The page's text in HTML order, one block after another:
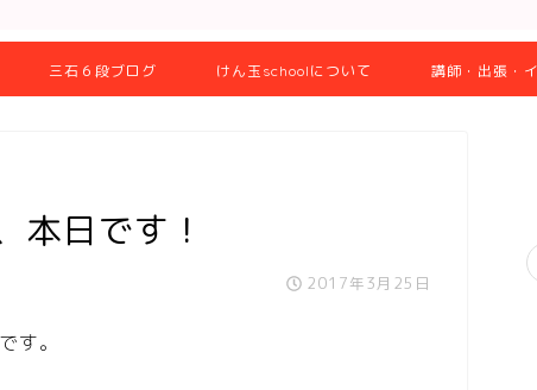
三石６段ブログ けん玉schoolについて 講師・出張・
本日です！
2017年3月25日
す。